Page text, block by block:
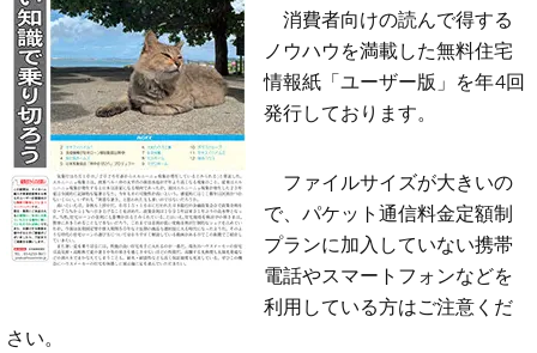
消費者向けの読んで得する
ノウハウを満載した無料住宅
情報紙「ユーザー版」を年4回
発行しております。
ファイルサイズが大きいの
で、パケット通信料金定額制
プランに加入していない携帯
電話やスマートフォンなどを
利用している方はご注意くだ
さい。